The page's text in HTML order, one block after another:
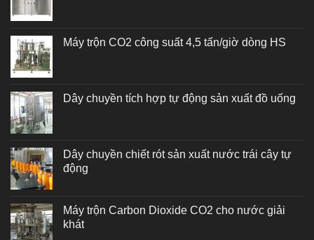
Máy trộn CO2 công suất 4,5 tấn/giờ dòng HS
Dây chuyền tích hợp tự động sản xuất đồ uống
Dây chuyền chiết rót sản xuất nước trái cây tự
động
Máy trộn Carbon Dioxide CO2 cho nước giải
khát